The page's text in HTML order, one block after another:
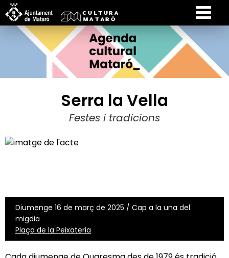
Serra la Vella
Festes i tradicions
Diumenge 16 de març de 2025 / Cap a la una del
migdia
Plaça de la Peixateria